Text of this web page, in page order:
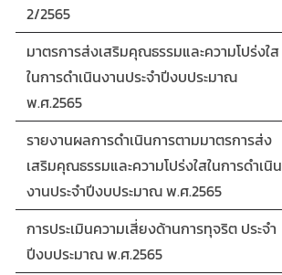
2/2565
มาตรการส่งเสริมคุณธรรมและความโปร่งใส
ในการดำเนินงานประจำปีงบประมาณ
พ.ศ.2565
รายงานผลการดำเนินการตามมาตรการส่ง
เสริมคุณธรรมและความโปร่งใสในการดำเนิน
งานประจำปีงบประมาณ พ.ศ.2565
การประเมินความเสี่ยงด้านการทุจริต ประจำ
ปีงบประมาณ พ.ศ.2565